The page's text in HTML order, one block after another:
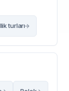
turları